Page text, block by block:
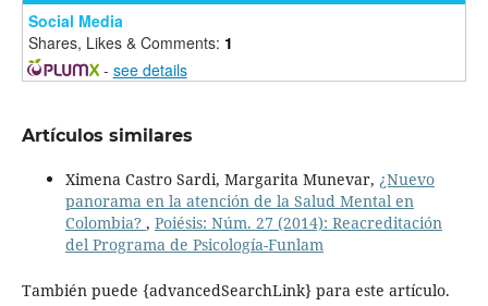
Social Media
Shares, Likes & Comments: 1
- see details
Artículos similares
Ximena Castro Sardi, Margarita Munevar, ¿Nuevo
panorama en la atención de la Salud Mental en
Colombia? , Poiésis: Núm. 27 (2014): Reacreditación
del Programa de Psicología-Funlam
También puede {advancedSearchLink} para este artículo.